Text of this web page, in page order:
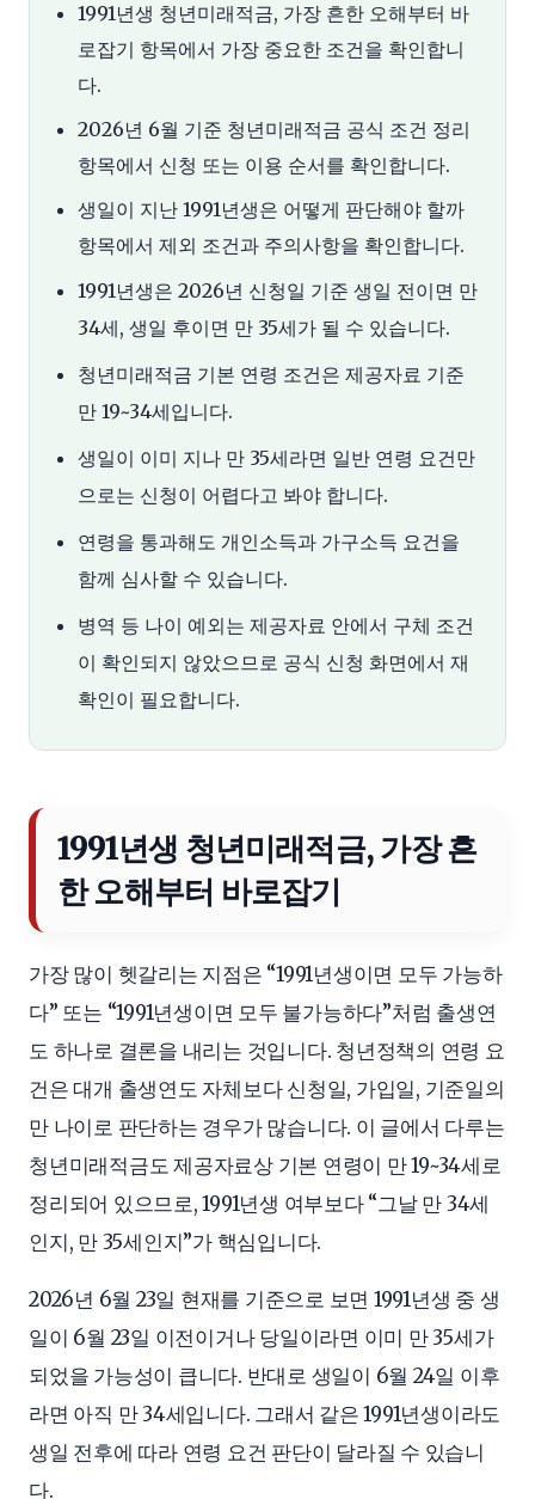
1991년생 청년미래적금, 가장 흔한 오해부터 바
로잡기 항목에서 가장 중요한 조건을 확인합니
다.
2026년 6월 기준 청년미래적금 공식 조건 정리
항목에서 신청 또는 이용 순서를 확인합니다.
생일이 지난 1991년생은 어떻게 판단해야 할까
항목에서 제외 조건과 주의사항을 확인합니다.
1991년생은 2026년 신청일 기준 생일 전이면 만
34세, 생일 후이면 만 35세가 될 수 있습니다.
청년미래적금 기본 연령 조건은 제공자료 기준
만 19~34세입니다.
생일이 이미 지나 만 35세라면 일반 연령 요건만
으로는 신청이 어렵다고 봐야 합니다.
연령을 통과해도 개인소득과 가구소득 요건을
함께 심사할 수 있습니다.
병역 등 나이 예외는 제공자료 안에서 구체 조건
이 확인되지 않았으므로 공식 신청 화면에서 재
확인이 필요합니다.
1991년생 청년미래적금, 가장 흔
한 오해부터 바로잡기
가장 많이 헷갈리는 지점은 “1991년생이면 모두 가능하
다” 또는 “1991년생이면 모두 불가능하다”처럼 출생연
도 하나로 결론을 내리는 것입니다. 청년정책의 연령 요
건은 대개 출생연도 자체보다 신청일, 가입일, 기준일의
만 나이로 판단하는 경우가 많습니다. 이 글에서 다루는
청년미래적금도 제공자료상 기본 연령이 만 19~34세로
정리되어 있으므로, 1991년생 여부보다 “그날 만 34세
인지, 만 35세인지”가 핵심입니다.
2026년 6월 23일 현재를 기준으로 보면 1991년생 중 생
일이 6월 23일 이전이거나 당일이라면 이미 만 35세가
되었을 가능성이 큽니다. 반대로 생일이 6월 24일 이후
라면 아직 만 34세입니다. 그래서 같은 1991년생이라도
생일 전후에 따라 연령 요건 판단이 달라질 수 있습니
다.